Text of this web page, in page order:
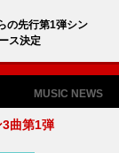
の先行第1弾シン
ス決定
MUSIC NEWS
曲第1弾